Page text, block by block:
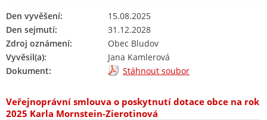
Den vyvěšení:
15.08.2025
Den sejmutí:
31.12.2028
Zdroj oznámení:
Obec Bludov
Vyvěsil(a):
Jana Kamlerová
Dokument:
Stáhnout soubor
Veřejnoprávní smlouva o poskytnutí dotace obce na rok
2025 Karla Mornstein-Zierotinová